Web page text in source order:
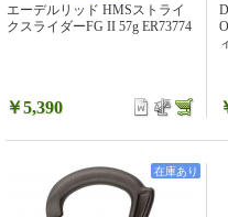
エーデルリッド HMSストライ
クスライダーFG II 57g ER73774
￥5,390
在庫あり